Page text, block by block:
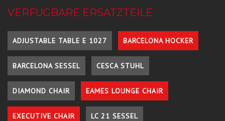
VERFÜGBARE ERSATZTEILE
ADJUSTABLE TABLE E 1027 BARCELONA HOCKER
BARCELONA SESSEL CESCA STUHL
DIAMOND CHAIR EAMES LOUNGE CHAIR
EXECUTIVE CHAIR LC 21 SESSEL